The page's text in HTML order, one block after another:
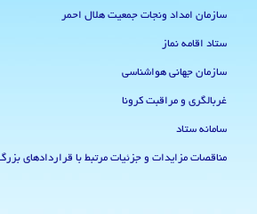
سازمان امداد ونجات جمعیت هلال احمر
ستاد اقامه نماز
سازمان جهانی هواشناسی
غربالگری و مراقبت کرونا
سامانه ستاد
مناقصات مزایدات و جزئیات مرتبط با قراردادهای